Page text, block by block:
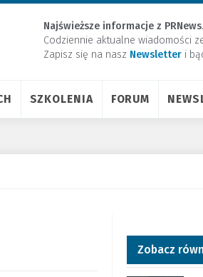
Najświeższe informacje z
Codziennie aktualne wiadomości
Zapisz się na nasz Newsletter ​i
SZKOLENIA FORUM
Zobacz